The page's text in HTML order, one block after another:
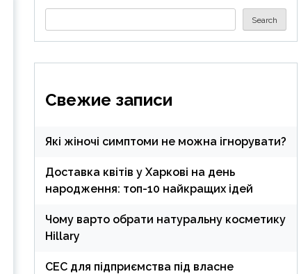
Search
Свежие записи
Які жіночі симптоми не можна ігнорувати?
Доставка квітів у Харкові на день
народження: топ-10 найкращих ідей
Чому варто обрати натуральну косметику
Hillary
СЕС для підприємства під власне